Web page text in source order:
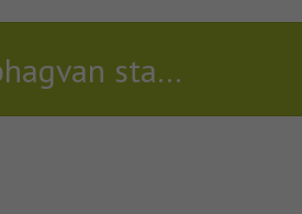
Ajitnath bhagvan stavan comentry download